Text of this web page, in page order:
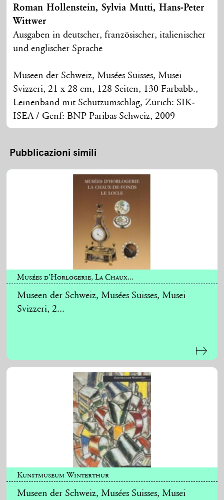
Roman Hollenstein, Sylvia Mutti, Hans-Peter
Wittwer
Ausgaben in deutscher, französischer, italienischer
und englischer Sprache
Museen der Schweiz, Musées Suisses, Musei
Svizzeri, 21 x 28 cm, 128 Seiten, 130 Farbabb.,
Leinenband mit Schutzumschlag, Zürich: SIK-
ISEA / Genf: BNP Paribas Schweiz, 2009
Pubblicazioni simili
Musées d’Horlogerie, La Chaux...
Museen der Schweiz, Musées Suisses, Musei
Svizzeri, 2...
Kunstmuseum Winterthur
Museen der Schweiz, Musées Suisses, Musei